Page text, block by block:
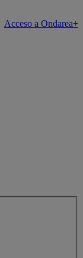
Acceso a Ondarea+